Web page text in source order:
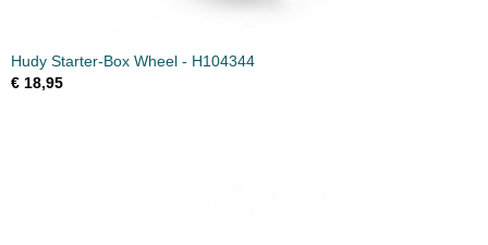
Hudy Starter-Box Wheel - H104344
€ 18,95